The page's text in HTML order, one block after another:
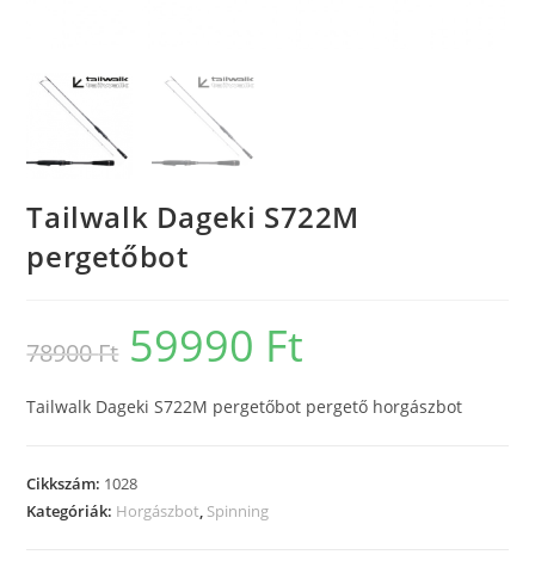
Tailwalk Dageki S722M
pergetőbot
78900Ft
Original
price
was:
59990 Ft
Tailwalk Dageki S722M pergetőbot pergető horgászbot
Cikkszám: 1028
Kategóriák: Horgászbot, Spinning